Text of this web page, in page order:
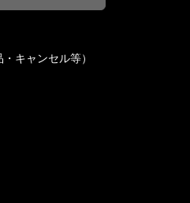
キャンセル等）